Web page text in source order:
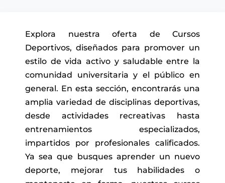
Explora nuestra oferta de Cursos
Deportivos, diseñados para promover un
estilo de vida activo y saludable entre la
comunidad universitaria y el público en
general. En esta sección, encontrarás una
amplia variedad de disciplinas deportivas,
desde actividades recreativas hasta
entrenamientos especializados,
impartidos por profesionales calificados.
Ya sea que busques aprender un nuevo
deporte, mejorar tus habilidades o